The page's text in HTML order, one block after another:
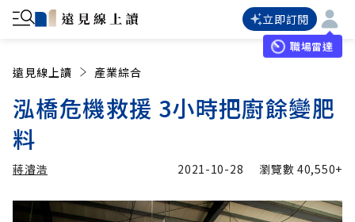
立即訂閱
職場雷達
遠見線上讀 產業綜合
泓橋危機救援 3小時把廚餘變肥
料
蔣濬浩
蔣濬浩 加入追蹤
2021-10-28 瀏覽數40,550+